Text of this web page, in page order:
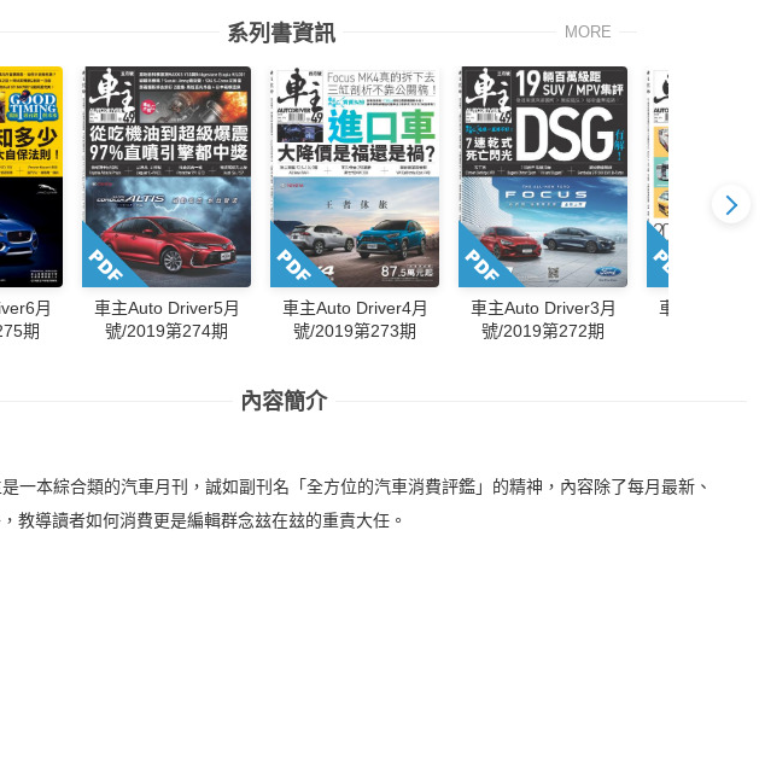
系列書資訊 MORE
月
期
車主Auto Driver5月
號/2019第274期
車主Auto Driver4月
號/2019第273期
車主Auto Driver3月
號/2019第272期
車主Auto
內容簡介
一本綜合類的汽車月刊，誠如副刊名「全方位的汽車消費評鑑」的精神，內容除了每月最新、
教導讀者如何消費更是編輯群念玆在玆的重責大任。